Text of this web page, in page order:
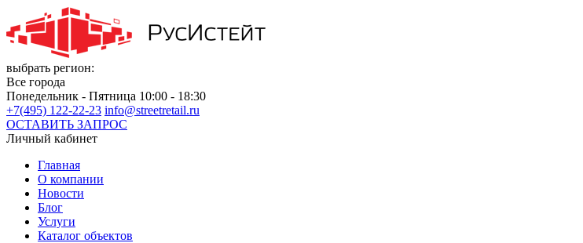
выбрать регион:
Все города
Понедельник - Пятница 10:00 - 18:30
+7(495) 122-22-23 info@streetretail.ru
ОСТАВИТЬ ЗАПРОС
Личный кабинет
Главная
О компании
Новости
Блог
Услуги
Каталог объектов